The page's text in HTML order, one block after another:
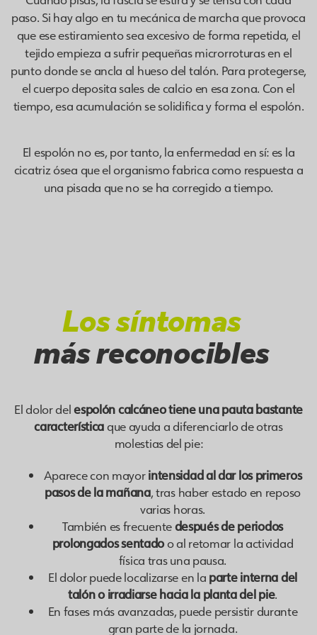
paso. Si hay algo en tu mecánica de marcha que provoca
que ese estiramiento sea excesivo de forma repetida, el
tejido empieza a sufrir pequeñas microrroturas en el
punto donde se ancla al hueso del talón. Para protegerse,
el cuerpo deposita sales de calcio en esa zona. Con el
tiempo, esa acumulación se solidifica y forma el espolón.
El espolón no es, por tanto, la enfermedad en sí: es la
cicatriz ósea que el organismo fabrica como respuesta a
una pisada que no se ha corregido a tiempo.
Los síntomas
más reconocibles
El dolor delespolón calcáneo tiene una pauta bastante
característica que ayuda a diferenciarlo de otras
molestias del pie:
Aparece con mayorintensidad al dar los primeros
pasos de la mañana, tras haber estado en reposo
varias horas.
También es frecuentedespués de periodos
prolongados sentadoo al retomar la actividad
física tras una pausa.
El dolor puede localizarse en la parte interna del
talón o irradiarse hacia la planta del pie.
En fases más avanzadas, puede persistir durante
gran parte de la jornada.